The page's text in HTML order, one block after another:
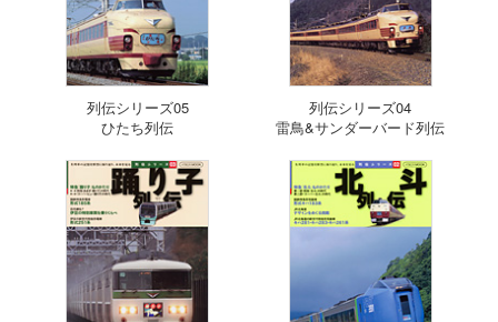
列伝シリーズ05
ひたち列伝
列伝シリーズ04
雷鳥&サンダーバード列伝